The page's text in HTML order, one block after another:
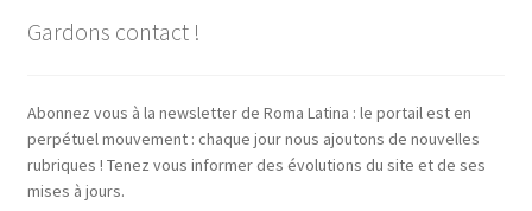
Gardons contact !
Abonnez vous à la newsletter de Roma Latina : le portail est en
perpétuel mouvement : chaque jour nous ajoutons de nouvelles
rubriques ! Tenez vous informer des évolutions du site et de ses
mises à jours.